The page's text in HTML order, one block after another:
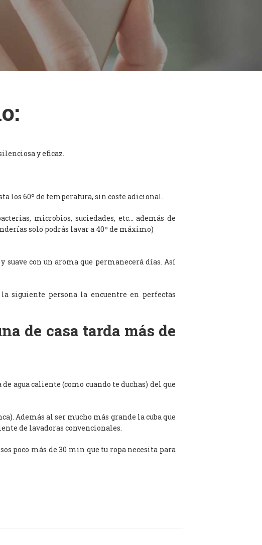
y eficaz.
los 60º de temperatura, sin coste adicional.
microbios, suciedades, etc… además de
solo podrás lavar a 40º de máximo)
con un aroma que permanecerá días. Así
siguiente persona la encuentre en perfectas
de casa tarda más de
agua caliente (como cuando te duchas) del que
Además al ser mucho más grande la cuba que
de lavadoras convencionales.
poco más de 30 min que tu ropa necesita para